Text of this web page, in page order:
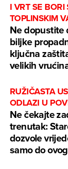
I VRT SE BORI
TOPLINSKIM
Ne dopustite
biljke
ključna
velikih
RUŽIČASTA
ODLAZI U
Ne čekajte
trenutak:
dozvole
samo do